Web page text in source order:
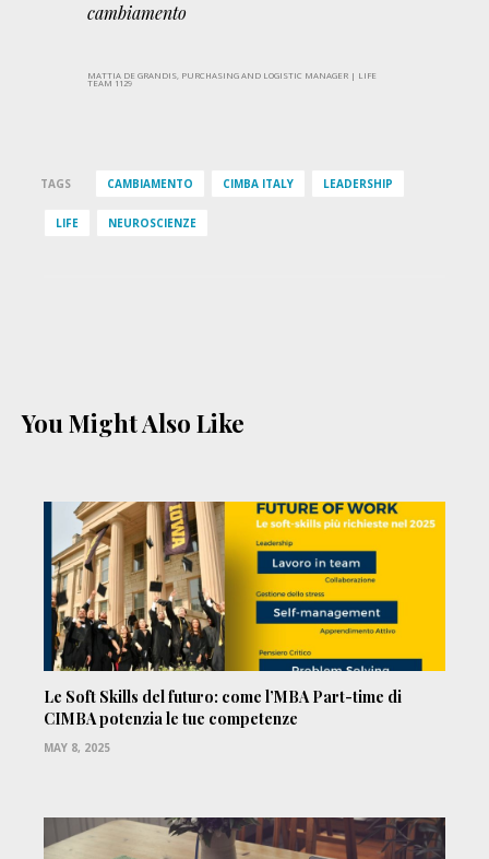
cambiamento
MATTIA DE GRANDIS, PURCHASING AND LOGISTIC MANAGER | LIFE
TEAM 1129
TAGS CAMBIAMENTO CIMBA ITALY LEADERSHIP
LIFE NEUROSCIENZE
You Might Also Like
Le Soft Skills del futuro: come l’MBA Part-time di
CIMBA potenzia le tue competenze
MAY 8, 2025